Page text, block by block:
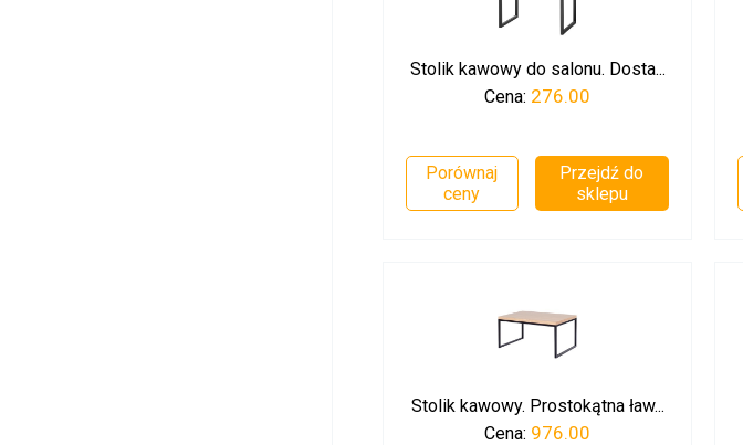
Stolik kawowy do salonu. Dosta...
Cena: 276.00
Porównaj
ceny
Przejdź do
sklepu
Stolik kawowy. Prostokątna ław...
Cena: 976.00